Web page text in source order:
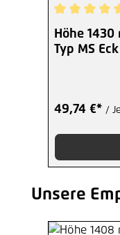
Höhe
Typ MS Eck
49,74 €* /
Produktgalerie
Unsere